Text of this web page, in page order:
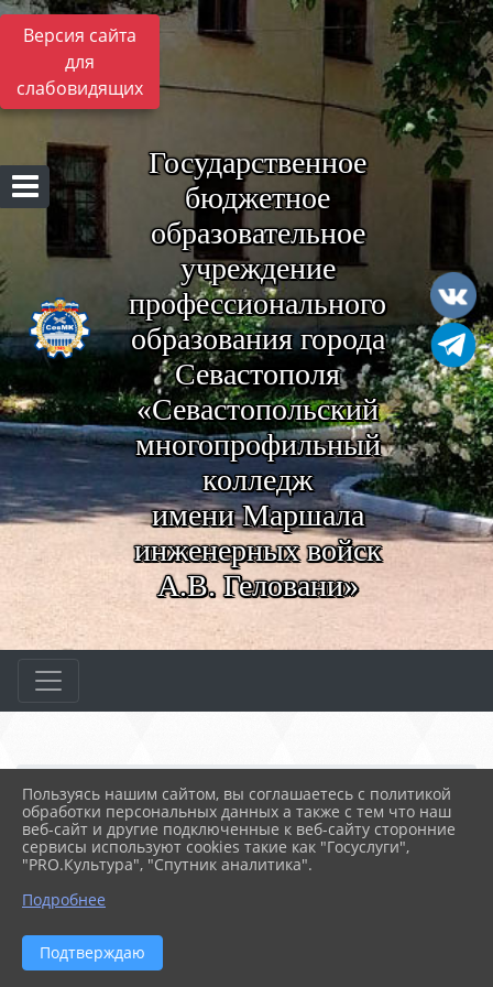
Версия сайта
для
слабовидящих
Государственное
бюджетное
образовательное
учреждение
профессионального
образования города
Севастополя
«Севастопольский
многопрофильный
колледж
имени Маршала
инженерных войск
А.В. Геловани»
Главная
СВЕДЕНИЯ ОБ ОБРАЗОВАТЕ...
06. Педагогический состав
Гикалюк Виолетта Никол...
22.03.2024 09:18
ГИКАЛЮК ВИОЛЕТТА НИКОЛАЕВНА
Пользуясь нашим сайтом, вы соглашаетесь с политикой
обработки персональных данных а также с тем что наш
веб-сайт и другие подключенные к веб-сайту сторонние
сервисы используют cookies такие как "Госуслуги",
"PRO.Культура", "Спутник аналитика".
Подробнее
Подтверждаю